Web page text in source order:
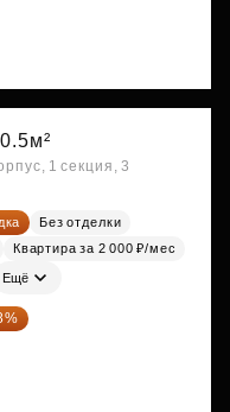
1 секция, 3
Без отделки
Квартира за 2 000 ₽/мес
Ещё